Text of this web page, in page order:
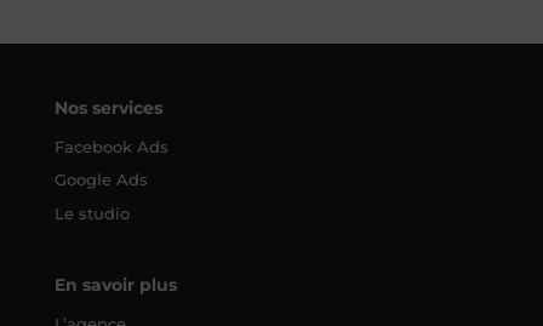
Nos services
Facebook Ads
Google Ads
Le studio
En savoir plus